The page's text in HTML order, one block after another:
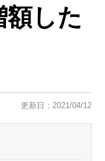
額した
更新日：2021/04/12